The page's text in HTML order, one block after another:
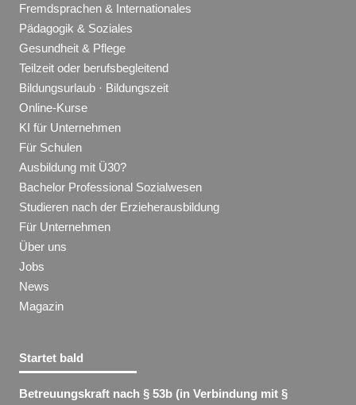
Fremdsprachen & Internationales
Pädagogik & Soziales
Gesundheit & Pflege
Teilzeit oder berufsbegleitend
Bildungsurlaub · Bildungszeit
Online-Kurse
KI für Unternehmen
Für Schulen
Ausbildung mit Ü30?
Bachelor Professional Sozialwesen
Studieren nach der Erzieherausbildung
Für Unternehmen
Über uns
Jobs
News
Magazin
Startet bald
Betreuungskraft nach § 53b (in Verbindung mit §